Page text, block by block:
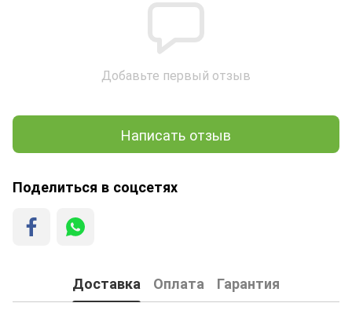
Добавьте первый отзыв
Написать отзыв
Поделиться в соцсетях
Доставка Оплата Гарантия